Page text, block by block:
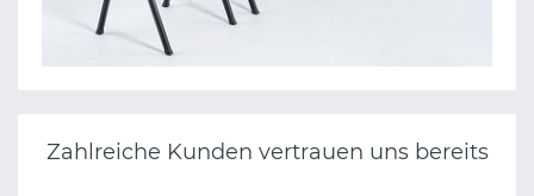
Zahlreiche Kunden vertrauen uns bereits